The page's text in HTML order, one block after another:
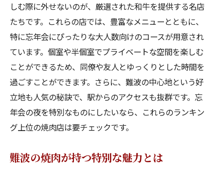
しむ際に外せないのが、厳選された和牛を提供する名店
たちです。これらの店では、豊富なメニューとともに、
特に忘年会にぴったりな大人数向けのコースが用意され
ています。個室や半個室でプライベートな空間を楽しむ
ことができるため、同僚や友人とゆっくりとした時間を
過ごすことができます。さらに、難波の中心地という好
立地も人気の秘訣で、駅からのアクセスも抜群です。忘
年会の夜を特別なものにしたいなら、これらのランキン
グ上位の焼肉店は要チェックです。
難波の焼肉が持つ特別な魅力とは